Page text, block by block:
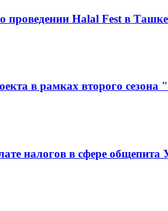
проведении Halal Fest в
в рамках второго
налогов в сфере общепита